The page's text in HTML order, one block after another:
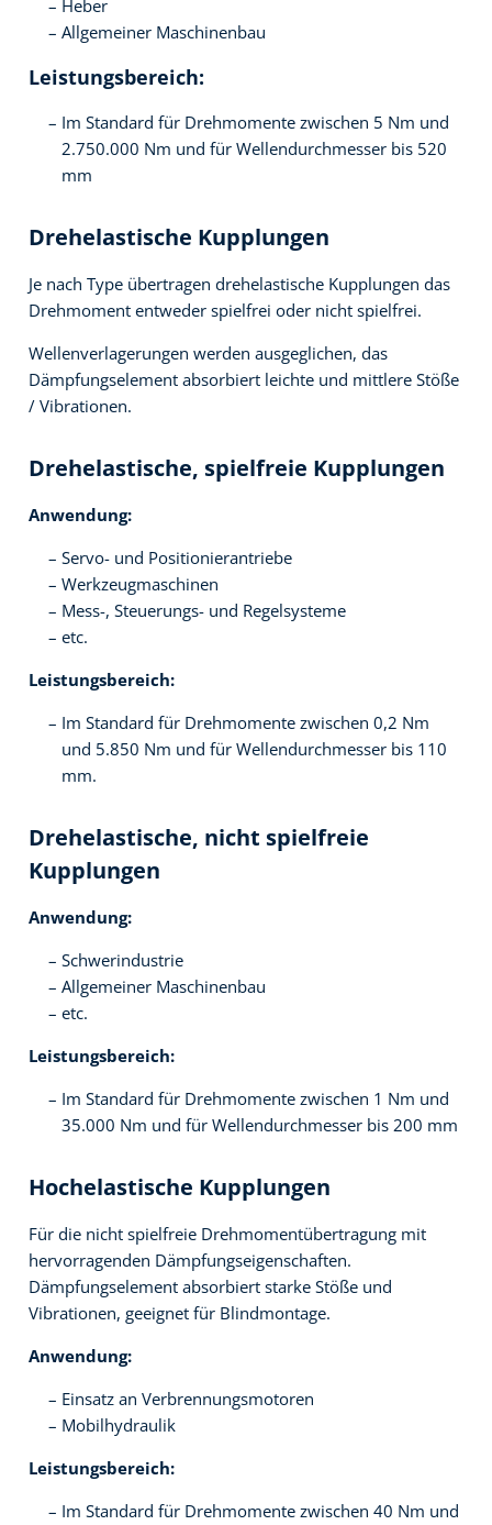
Heber
Allgemeiner Maschinenbau
Leistungsbereich:
Im Standard für Drehmomente zwischen 5 Nm und
2.750.000 Nm und für Wellendurchmesser bis 520
mm
Drehelastische Kupplungen
Je nach Type übertragen drehelastische Kupplungen das
Drehmoment entweder spielfrei oder nicht spielfrei.
Wellenverlagerungen werden ausgeglichen, das
Dämpfungselement absorbiert leichte und mittlere Stöße
/ Vibrationen.
Drehelastische, spielfreie Kupplungen
Anwendung:
Servo- und Positionierantriebe
Werkzeugmaschinen
Mess-, Steuerungs- und Regelsysteme
etc.
Leistungsbereich:
Im Standard für Drehmomente zwischen 0,2 Nm
und 5.850 Nm und für Wellendurchmesser bis 110
mm.
Drehelastische, nicht spielfreie
Kupplungen
Anwendung:
Schwerindustrie
Allgemeiner Maschinenbau
etc.
Leistungsbereich:
Im Standard für Drehmomente zwischen 1 Nm und
35.000 Nm und für Wellendurchmesser bis 200 mm
Hochelastische Kupplungen
Für die nicht spielfreie Drehmomentübertragung mit
hervorragenden Dämpfungseigenschaften.
Dämpfungselement absorbiert starke Stöße und
Vibrationen, geeignet für Blindmontage.
Anwendung:
Einsatz an Verbrennungsmotoren
Mobilhydraulik
Leistungsbereich:
Im Standard für Drehmomente zwischen 40 Nm und